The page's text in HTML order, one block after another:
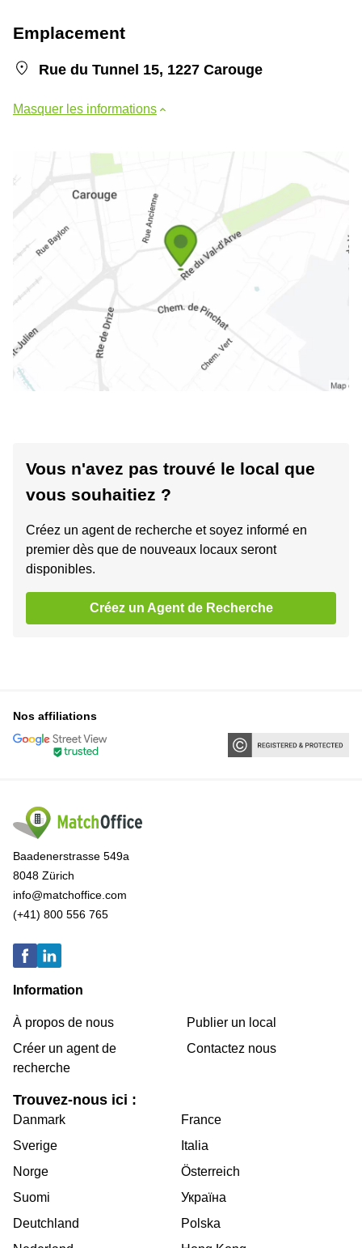
Emplacement
Rue du Tunnel 15, 1227 Carouge
Masquer les informations
Vous n'avez pas trouvé le local que
vous souhaitiez ?
Créez un agent de recherche et soyez informé en
premier dès que de nouveaux locaux seront
disponibles.
Créez un Agent de Recherche
Nos affiliations
Baadenerstrasse 549a
8048 Zürich
info@matchoffice.com
(+41) 800 556 765
Information
À propos de nous
Créer un agent de
recherche
Publier un local
Contactez nous
Trouvez-nous ici :
Danmark
Sverige
Norge
Suomi
Deutchland
France
Italia
Österreich
Україна
Polska